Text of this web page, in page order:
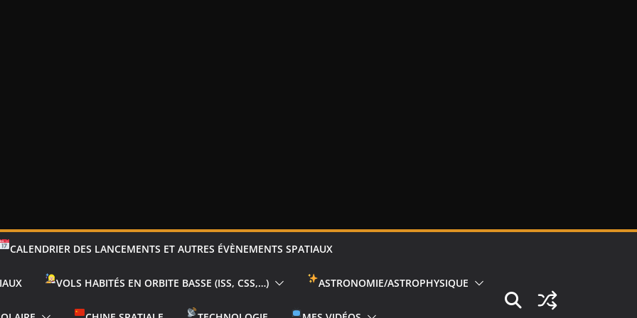
CALENDRIER DES LANCEMENTS ET AUTRES ÉVÈNEMENTS SPATIAUX
VOLS HABITÉS EN ORBITE BASSE (ISS, CSS,…) ASTRONOMIE/ASTROPHYSIQUE